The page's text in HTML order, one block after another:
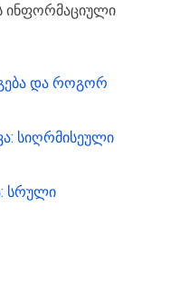
ინფორმაციული
და როგორ
სიღრმისეული
სრული